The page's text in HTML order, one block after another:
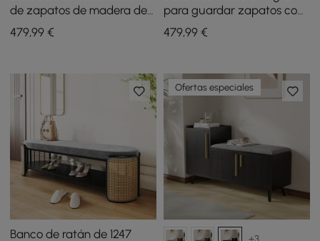
de zapatos de madera de
nogal negro con armario en
el lado derecho para
479,99 €
para guardar zapatos con
armario derecho para
entrada (1200 mm)
479,99€
Banco de ratán de 1247
Ofertas especiales